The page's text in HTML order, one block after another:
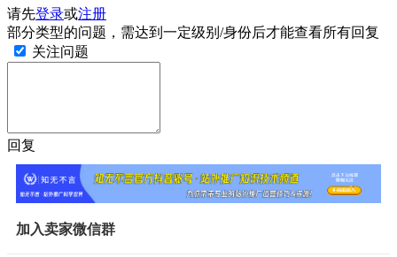
请先登录或注册
部分类型的问题，需达到一定级别/身份后才能查看所有回复
关注问题
回复
加入卖家微信群